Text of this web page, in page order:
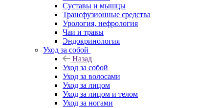
Суставы и мышцы
Трансфузионные средства
Урология, нефрология
Чаи и травы
Эндокринология
Уход за собой
Назад
Уход за собой
Уход за волосами
Уход за лицом
Уход за лицом и телом
Уход за ногами